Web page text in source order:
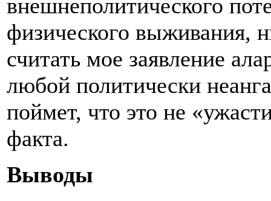
внешнеполитического
физического выживания,
считать мое заявление
любой политически
поймет, что это не
факта.
Выводы